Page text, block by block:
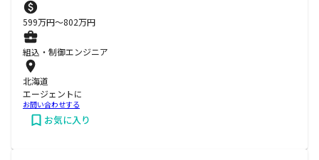
599万円〜802万円
組込・制御エンジニア
北海道
エージェントに
お問い合わせする
お気に入り